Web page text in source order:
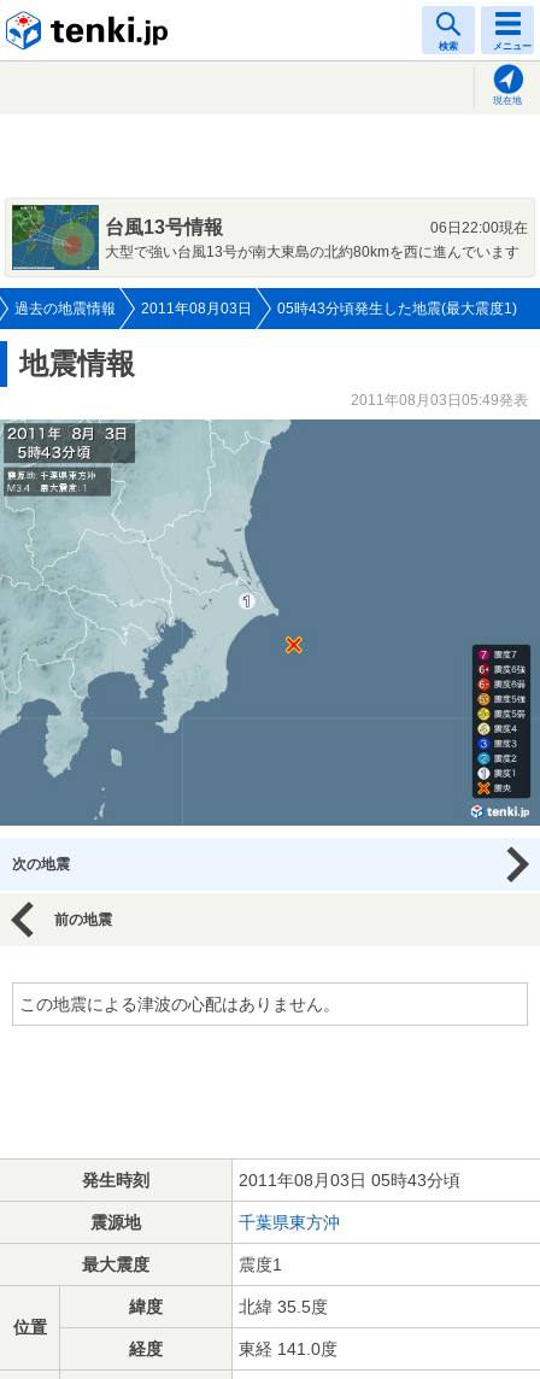
検索 メニュー
現在地
台風13号情報
06日22:00現在
大型で強い台風13号が南大東島の北約80kmを西に進んでいます
過去の地震情報 2011年08月03日 05時43分頃発生した地震(最大震度1)
地震情報
2011年08月03日05:49発表
次の地震
前の地震
この地震による津波の心配はありません。
発生時刻 2011年08月03日 05時43分頃
震源地 千葉県東方沖
最大震度 震度1
位置
緯度 北緯 35.5度
経度 東経 141.0度